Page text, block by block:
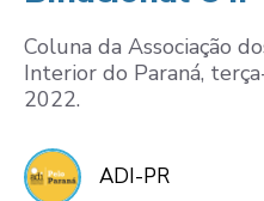
Coluna da Associação
Interior do Paraná,
2022.
ADI-PR